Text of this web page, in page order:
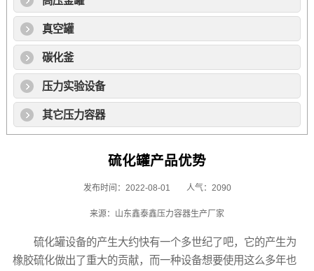
真空罐
碳化釜
压力实验设备
其它压力容器
硫化罐产品优势
发布时间：2022-08-01 人气：2090
来源：山东鑫泰鑫压力容器生产厂家
硫化罐设备的产生大约快有一个多世纪了吧，它的产生为
橡胶硫化做出了重大的贡献，而一种设备想要使用这么多年也